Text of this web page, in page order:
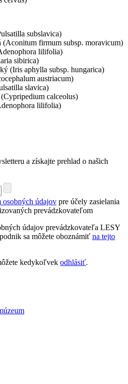
subslavica)
(Aconitum firmum subsp. moravicum)
lilifolia)
sibirica)
(Iris aphylla subsp. hungarica)
austriacum)
slavica)
calceolus)
lilifolia)
a získajte prehlad o našich
osobných údajov pre účely zasielania
prevádzkovateľom
údajov prevádzkovateľa LESY
sa môžete oboznámiť na tejto
kedykoľvek odhlásiť.